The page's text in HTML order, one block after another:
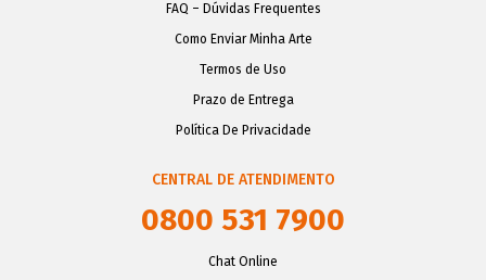
FAQ – Dúvidas Frequentes
Como Enviar Minha Arte
Termos de Uso
Prazo de Entrega
Política De Privacidade
CENTRAL DE ATENDIMENTO
0800 531 7900
Chat Online